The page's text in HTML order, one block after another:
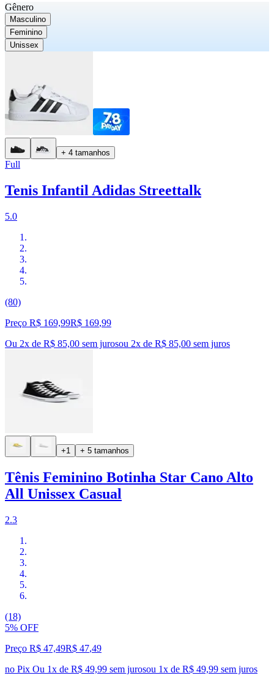
Gênero
Masculino
Feminino
Unissex
+ 4 tamanhos
Full
Tenis Infantil Adidas Streettalk
5.0
(80)
Preço R$ 169,99R$ 169,99
Ou 2x de R$ 85,00 sem jurosou 2x de R$ 85,00 sem juros
+1 + 5 tamanhos
Tênis Feminino Botinha Star Cano Alto
All Unissex Casual
2.3
(18)
5% OFF
Preço R$ 47,49R$ 47,49
no Pix Ou 1x de R$ 49,99 sem jurosou 1x de R$ 49,99 sem juros